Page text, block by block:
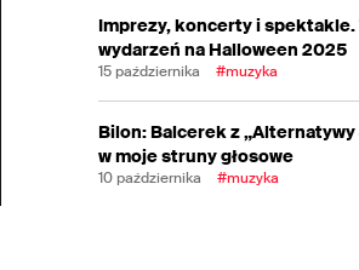
Imprezy, koncerty i spektakle.
wydarzeń na Halloween 2025
15 października #muzyka
Bilon: Balcerek z „Alternatywy
w moje struny głosowe
10 października #muzyka